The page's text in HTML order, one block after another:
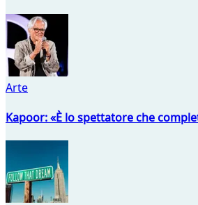
Arte
Kapoor: «È lo spettatore che